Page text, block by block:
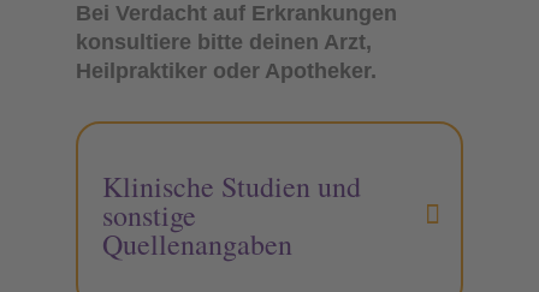
Bei Verdacht auf Erkrankungen
konsultiere bitte deinen Arzt,
Heilpraktiker oder Apotheker.
Klinische Studien und
sonstige
Quellenangaben